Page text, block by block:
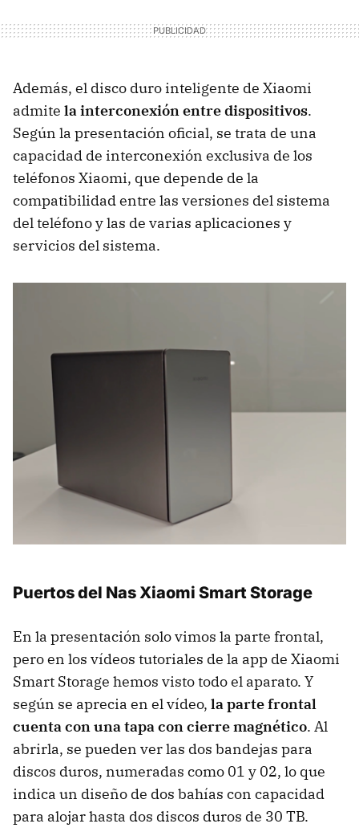
Además, el disco duro inteligente de Xiaomi
admite la interconexión entre dispositivos.
Según la presentación oficial, se trata de una
capacidad de interconexión exclusiva de los
teléfonos Xiaomi, que depende de la
compatibilidad entre las versiones del sistema
del teléfono y las de varias aplicaciones y
servicios del sistema.
Puertos del Nas Xiaomi Smart Storage
En la presentación solo vimos la parte frontal,
pero en los vídeos tutoriales de la app de Xiaomi
Smart Storage hemos visto todo el aparato. Y
según se aprecia en el vídeo, la parte frontal
cuenta con una tapa con cierre magnético. Al
abrirla, se pueden ver las dos bandejas para
discos duros, numeradas como 01 y 02, lo que
indica un diseño de dos bahías con capacidad
para alojar hasta dos discos duros de 30 TB.